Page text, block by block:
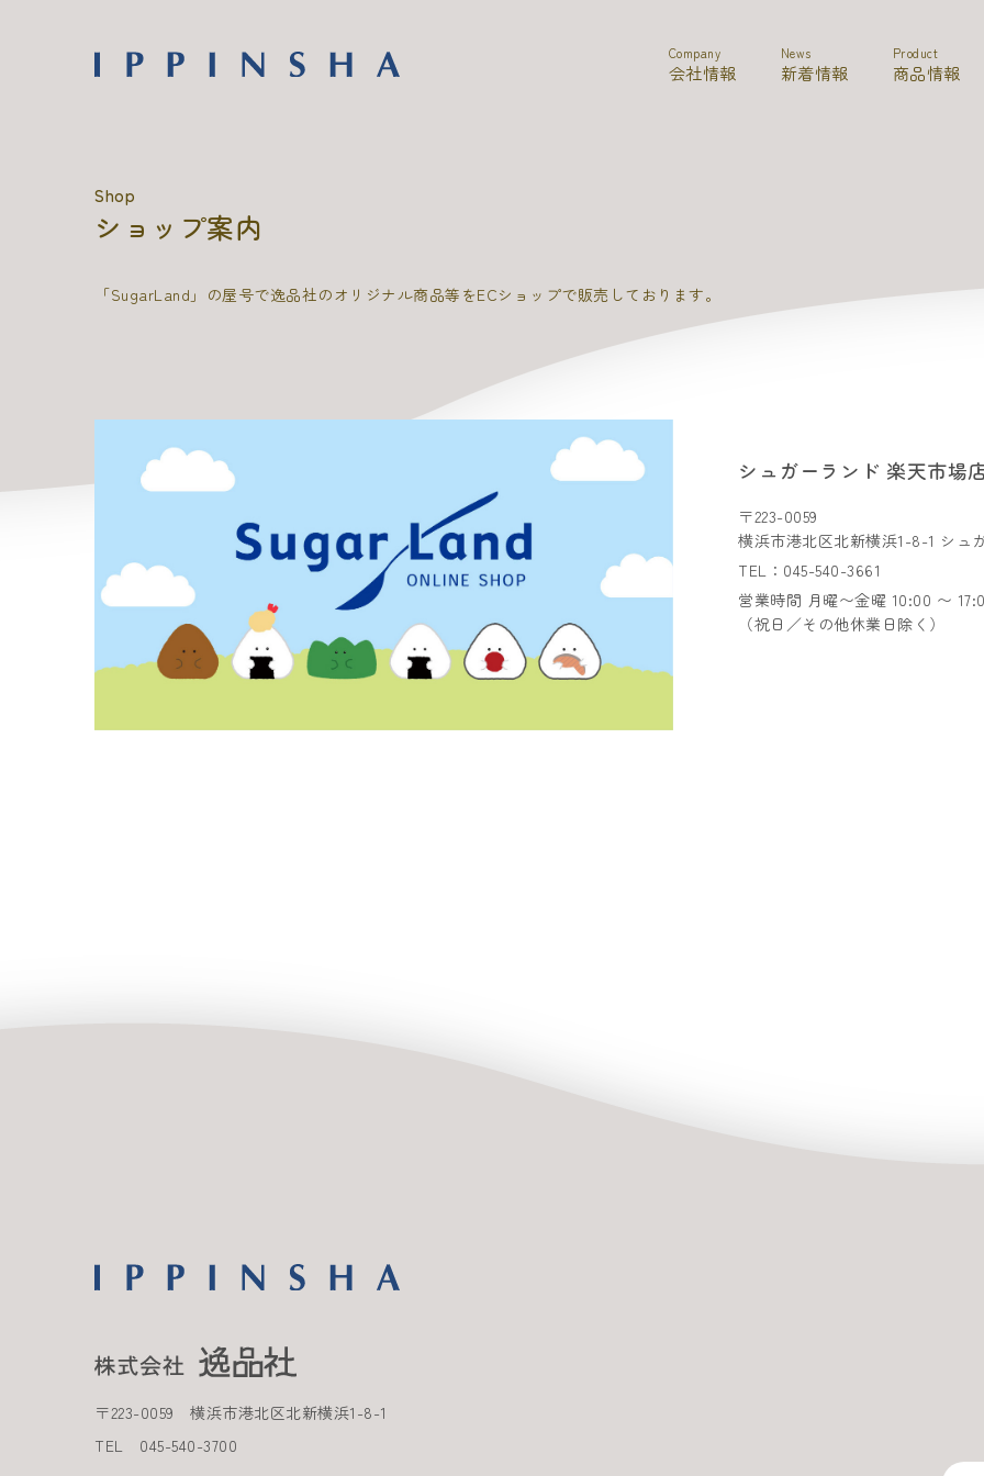
Company
会社情報
News
新着情報
Product
商品情報
Shop
ショップ案内
「SugarLand」の屋号で逸品社のオリジナル商品等をECショップで販売しております。
シュガーランド 楽天市場
〒223-0059
横浜市港北区北新横浜1-8-1 シュ
TEL：045-540-3661
営業時間 月曜〜金曜 10:00 〜
（祝日／その他休業日除く）
〒223-0059 横浜市港北区北新横浜1-8-1
TEL 045-540-3700